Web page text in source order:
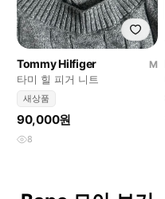
Tommy Hilfiger
M
타미 힐 피거 니트
새상품
90,000원
8